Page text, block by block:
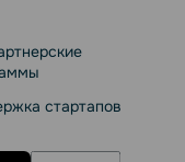
стартапов